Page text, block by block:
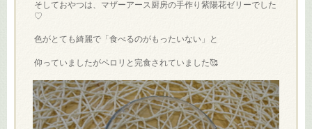
そしておやつは、マザーアース厨房の手作り紫陽花ゼリーでした
♡
色がとても綺麗で「食べるのがもったいない」と
仰っていましたがペロリと完食されていました🥰